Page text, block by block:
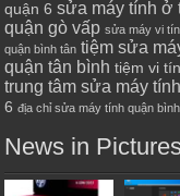
quận 6 sửa máy tính ở
quận gò vấp sửa máy vi
quận bình tân tiệm sửa
quận tân bình tiệm vi
trung tâm sửa máy
6 địa chỉ sửa máy tính quận
News in